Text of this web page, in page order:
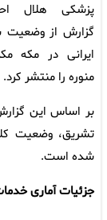
پزشکی هلال
گزارش از وضعیت
ایرانی در مکه
منوره را منتشر کرد.
بر اساس این
تشریق، وضعیت
شده است.
جزئیات آماری